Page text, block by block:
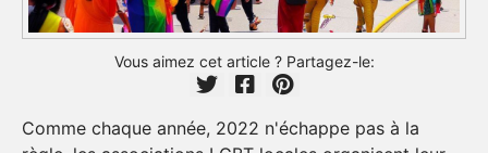
Vous aimez cet article ? Partagez-le:
Comme chaque année, 2022 n'échappe pas à la